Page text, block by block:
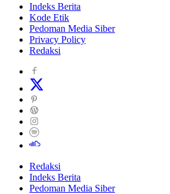
Indeks Berita
Kode Etik
Pedoman Media Siber
Privacy Policy
Redaksi
Redaksi
Indeks Berita
Pedoman Media Siber